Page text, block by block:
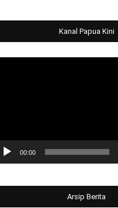
Kanal Papua Kini
00:00
Arsip Berita